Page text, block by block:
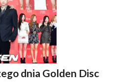
dnia Golden Disc